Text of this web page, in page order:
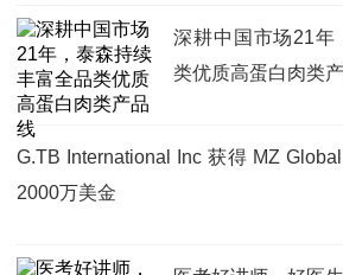
深耕中国市场21年
类优质高蛋白肉类
G.TB International Inc 获得 MZ
2000万美金